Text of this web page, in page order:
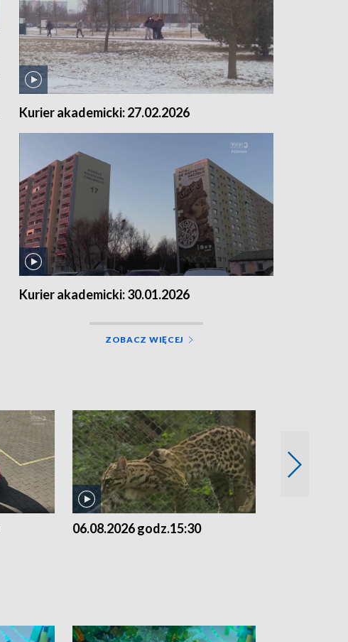
Kurier akademicki: 27.02.2026
Kurier akademicki: 30.01.2026
ZOBACZ WIĘCEJ
06.08.2026 godz.15:30